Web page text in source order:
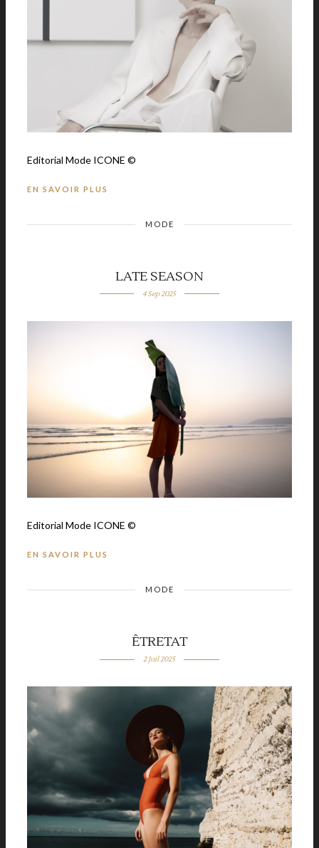
Editorial Mode ICONE ©
EN SAVOIR PLUS
MODE
LATE SEASON
4 Sep 2025
Editorial Mode ICONE ©
EN SAVOIR PLUS
MODE
ÊTRETAT
2 Juil 2025